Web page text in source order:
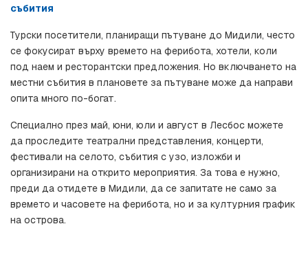
събития
Турски посетители, планиращи пътуване до Мидили, често
се фокусират върху времето на ферибота, хотели, коли
под наем и ресторантски предложения. Но включването на
местни събития в плановете за пътуване може да направи
опита много по-богат.
Специално през май, юни, юли и август в Лесбос можете
да проследите театрални представления, концерти,
фестивали на селото, събития с узо, изложби и
организирани на открито мероприятия. За това е нужно,
преди да отидете в Мидили, да се запитате не само за
времето и часовете на ферибота, но и за културния график
на острова.